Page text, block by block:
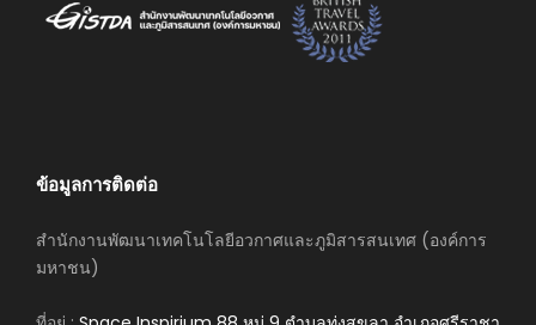
ข้อมูลการติดต่อ
สำนักงานพัฒนาเทคโนโลยีอวกาศและภูมิสารสนเทศ (องค์การ
มหาชน)